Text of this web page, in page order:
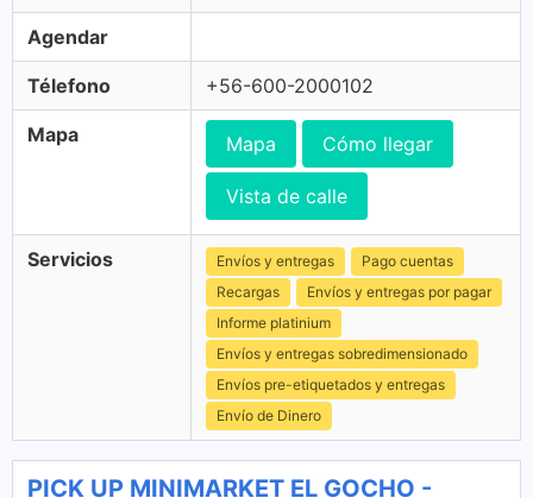
Agendar
Télefono +56-600-2000102
Mapa Mapa Cómo llegar
Vista de calle
Servicios Envíos y entregas
Pago cuentas
Recargas
Envíos y entregas por pagar
Informe platinium
Envíos y entregas sobredimensionado
Envíos pre-etiquetados y entregas
Envío de Dinero
PICK UP MINIMARKET EL GOCHO -